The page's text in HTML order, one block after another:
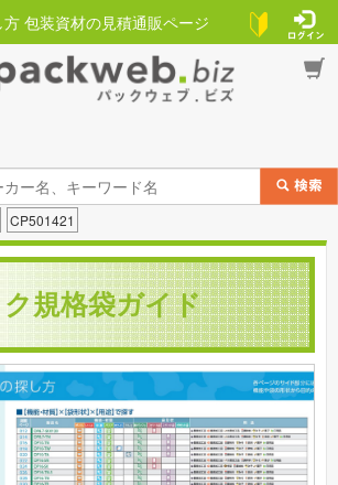
包装資材の見積通販ページ
CP501421
規格袋ガイド